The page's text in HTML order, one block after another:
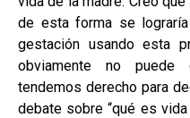
de esta forma se
gestación usando esta
obviamente no
tendemos derecho para
debate sobre “qué es